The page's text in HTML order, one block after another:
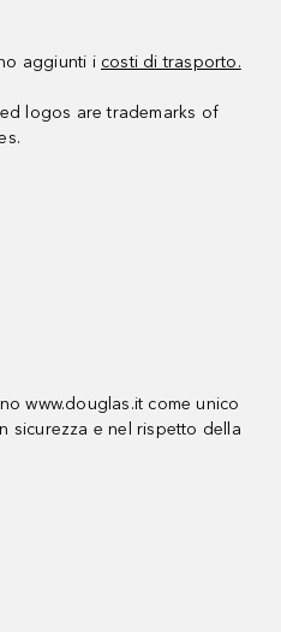
aggiunti i costi di trasporto.
logos are trademarks of
www.douglas.it come unico
sicurezza e nel rispetto della